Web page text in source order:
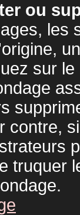
ou
les
sur
contre,
truquer